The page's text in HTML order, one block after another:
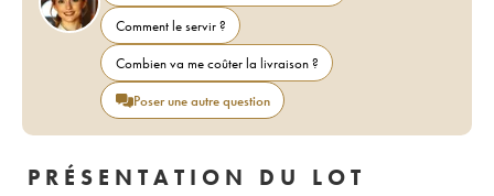
Comment le servir ?
Combien va me coûter la livraison ?
Poser une autre question
PRÉSENTATION DU LOT